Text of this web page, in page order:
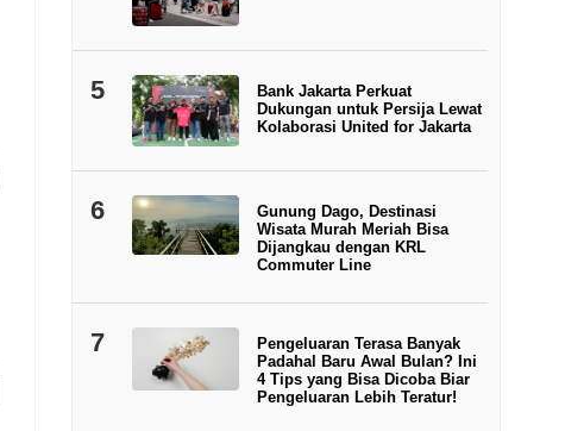
5
Bank Jakarta Perkuat
Dukungan untuk Persija Lewat
Kolaborasi United for Jakarta
6
Gunung Dago, Destinasi
Wisata Murah Meriah Bisa
Dijangkau dengan KRL
Commuter Line
7
Pengeluaran Terasa Banyak
Padahal Baru Awal Bulan? Ini
4 Tips yang Bisa Dicoba Biar
Pengeluaran Lebih Teratur!